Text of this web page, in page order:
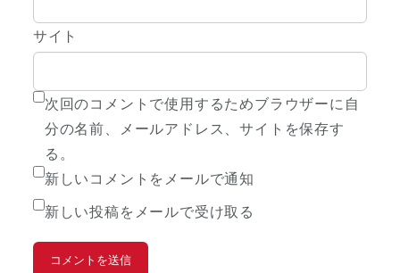
サイト
次回のコメントで使用するためブラウザーに自
分の名前、メールアドレス、サイトを保存す
る。
新しいコメントをメールで通知
新しい投稿をメールで受け取る